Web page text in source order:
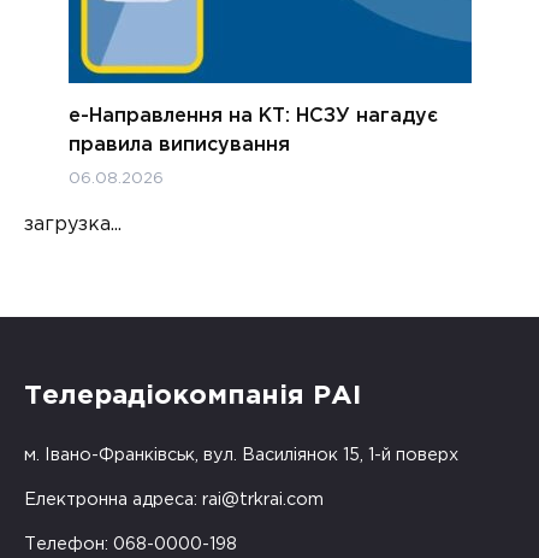
е-Направлення на КТ: НСЗУ нагадує
правила виписування
06.08.2026
загрузка...
Телерадіокомпанія РАІ
м. Івано-Франківськ, вул. Василіянок 15, 1-й поверх
Електронна адреса: rai@trkrai.com
Телефон: 068-0000-198